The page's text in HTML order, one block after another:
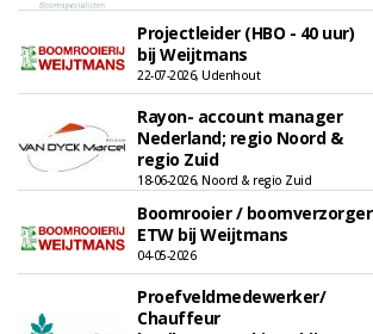
Projectleider (HBO - 40 uur)
bij Weijtmans
22-07-2026, Udenhout
Rayon- account manager
Nederland; regio Noord &
regio Zuid
18-06-2026, Noord & regio Zuid
Boomrooier / boomverzorger
ETW bij Weijtmans
04-05-2026
Proefveldmedewerker/
Chauffeur